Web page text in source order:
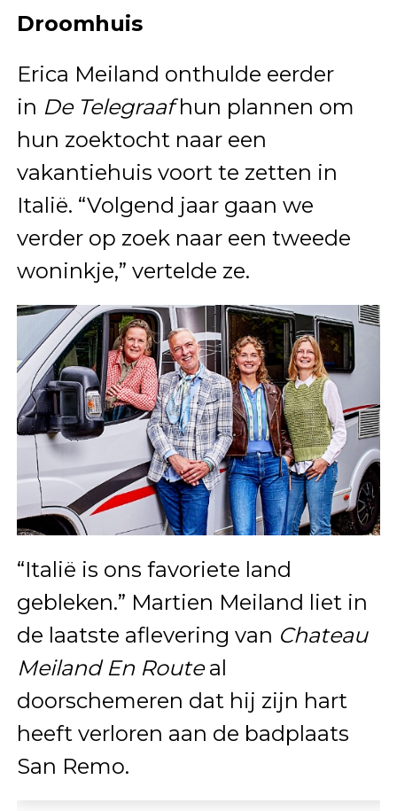
Droomhuis
Erica Meiland onthulde eerder
in De Telegraafhun plannen om
hun zoektocht naar een
vakantiehuis voort te zetten in
Italië. “Volgend jaar gaan we
verder op zoek naar een tweede
woninkje,” vertelde ze.
“Italië is ons favoriete land
gebleken.” Martien Meiland liet in
de laatste aflevering van Chateau
Meiland En Routeal
doorschemeren dat hij zijn hart
heeft verloren aan de badplaats
San Remo.